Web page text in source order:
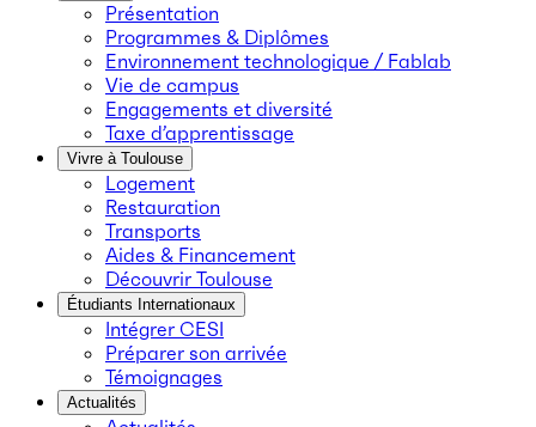
Présentation
Programmes & Diplômes
Environnement technologique / Fablab
Vie de campus
Engagements et diversité
Taxe d’apprentissage
Vivre à Toulouse
Logement
Restauration
Transports
Aides & Financement
Découvrir Toulouse
Étudiants Internationaux
Intégrer CESI
Préparer son arrivée
Témoignages
Actualités